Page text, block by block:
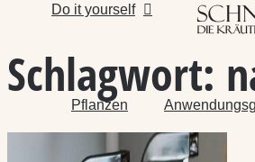
Do it yourself
Pflanzen
Schlagwort: